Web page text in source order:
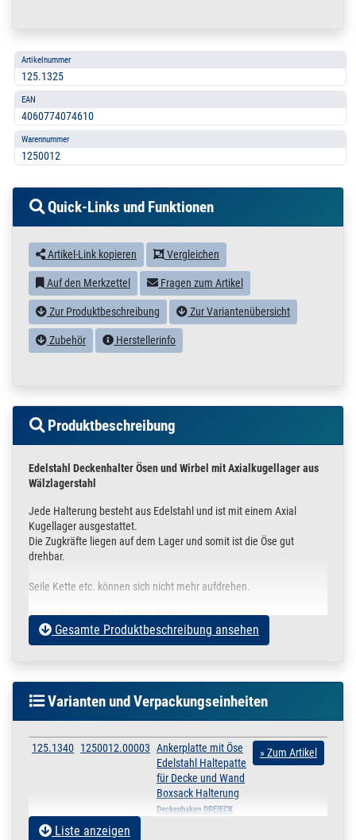
Artikelnummer
125.1325
EAN
4060774074610
Warennummer
1250012
Quick-Links und Funktionen
Artikel-Link kopieren Vergleichen
Auf den Merkzettel Fragen zum Artikel
Zur Produktbeschreibung Zur Variantenübersicht
Zubehör Herstellerinfo
Produktbeschreibung
Edelstahl Deckenhalter Ösen und Wirbel mit Axialkugellager aus
Wälzlagerstahl
Jede Halterung besteht aus Edelstahl und ist mit einem Axial
Kugellager ausgestattet.
Die Zugkräfte liegen auf dem Lager und somit ist die Öse gut
drehbar.
Seile Kette etc. können sich nicht mehr aufdrehen.
Anwendungsgebiet / Eigenschaften:
Aus eigener Anfertigung und eignet sich Ideal als z.B. Abhängung,
Hängematte
Sitztuch
Sehr massiv und stabil mit einer Zuglast ohne weitere Belastung
Es gibt jedoch keine Berechnung zur max. Belastung.
Gesamte Produktbeschreibung ansehen
Varianten und Verpackungseinheiten
125.1340 1250012.00003 Ankerplatte mit Öse
Edelstahl Haltepatte
für Decke und Wand
Boxsack Halterung
Deckenhaken DREIECK
» Zum Artikel
125.1330 1250012.00001
Liste anzeigen